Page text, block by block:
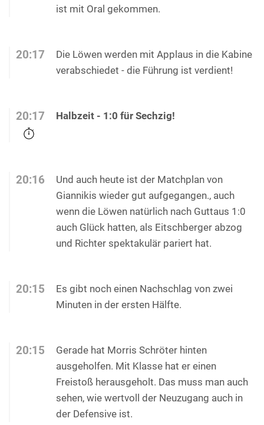
ist mit Oral gekommen.
20:17
Die Löwen werden mit Applaus in die Kabine
verabschiedet - die Führung ist verdient!
20:17 Halbzeit - 1:0 für Sechzig!
20:16
Und auch heute ist der Matchplan von
Giannikis wieder gut aufgegangen., auch
wenn die Löwen natürlich nach Guttaus 1:0
auch Glück hatten, als Eitschberger abzog
und Richter spektakulär pariert hat.
20:15
Es gibt noch einen Nachschlag von zwei
Minuten in der ersten Hälfte.
20:15
Gerade hat Morris Schröter hinten
ausgeholfen. Mit Klasse hat er einen
Freistoß herausgeholt. Das muss man auch
sehen, wie wertvoll der Neuzugang auch in
der Defensive ist.